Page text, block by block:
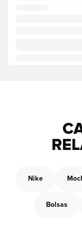
Nike
Bolsas